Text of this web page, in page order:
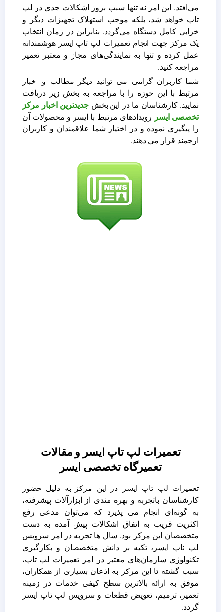
می‌افتد. این امر نه تنها سبب بروز اشکالات جدی در لپ
تاپ خواهد شد، بلکه موجب استهلاک تجهیزات دیگر و
خرابی کامل دستگاه می‌گردد. بنابراین در زمان انتخاب
یک مرکز جهت انجام تعمیرات لپ تاپ ایسر هوشمندانه
عمل کرده و تنها به نمایندگی‌های مجاز و معتبر تعمیر
مراجعه کنید.
شما کاربران گرامی می توانید دیگر مطالب و اخبار
مرتبط با این حوزه را با مراجعه به بخش زیر دریافت
نمایید. کارشناسان ما در این بخش جدیدترین اخبار مرکز
تخصصی ایسر رویدادهای مرتبط با ایسر و محصولات آن
را پیگیری نموده و در اختیار شما علاقمندان و کاربران
ارجمند قرار می دهند.
تعمیرات لپ تاپ ایسر و مقالات
تعمیرگاه تخصصی ایسر
تعمیرات لپ ‌تاپ ایسر در این مرکز به دلیل حضور
کارشناسان باتجربه و بهره ‌مندی از ابزارآلات پیشرفته،
به ‌گونه‌ای انجام می ‌پذیرد که می‌توان مدعی رفع
اکثریت قریب به اتفاق اشکالات پیش آمده به دست
متخصصان این مرکز بود. سال ها تجربه در امر سرویس
لپ‌ تاپ ایسر، تکیه بر دانش متخصصان و بکارگیری
تکنولوژی سازمان‌های معتبر در امر تعمیرات لپ‌ تاپ،
سبب گشته تا این مرکز به اذعان بسیاری از همکاران،
موفق به ارائه بالاترین سطح کیفی خدمات در زمینه
تعمیر، ترمیم، تعویض قطعات و سرویس لپ تاپ ایسر
گردد.